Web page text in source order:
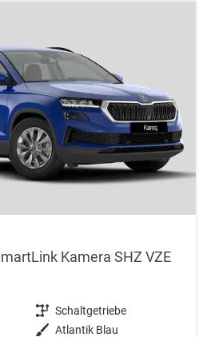
Kamera SHZ VZE
Getriebe Schaltgetriebe
Außenfarbe Atlantik Blau